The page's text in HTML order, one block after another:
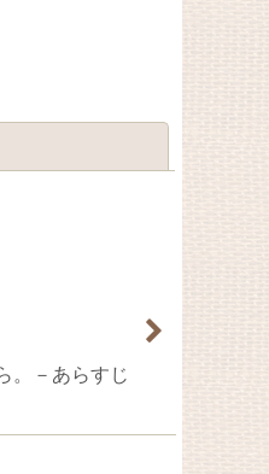
。－あらすじ